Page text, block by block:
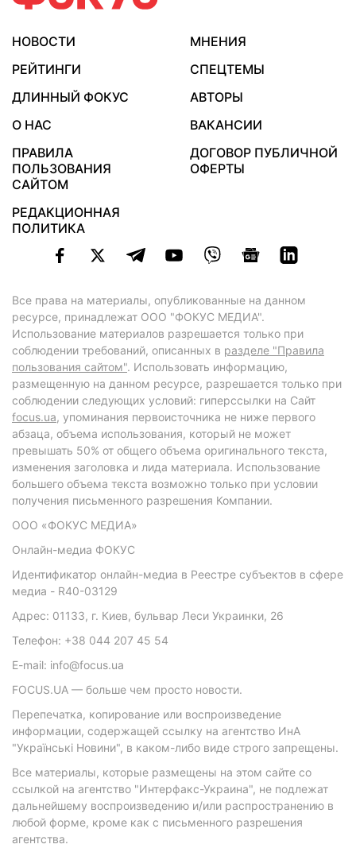
НОВОСТИ
МНЕНИЯ
РЕЙТИНГИ
СПЕЦТЕМЫ
ДЛИННЫЙ ФОКУС
АВТОРЫ
О НАС
ВАКАНСИИ
ПРАВИЛА
ПОЛЬЗОВАНИЯ
САЙТОМ
ДОГОВОР ПУБЛИЧНОЙ
ОФЕРТЫ
РЕДАКЦИОННАЯ
ПОЛИТИКА
Все права на материалы, опубликованные на данном
ресурсе, принадлежат ООО "ФОКУС МЕДИА".
Использование материалов разрешается только при
соблюдении требований, описанных в разделе "Правила
пользования сайтом". Использовать информацию,
размещенную на данном ресурсе, разрешается только при
соблюдении следующих условий: гиперссылки на Сайт
focus.ua, упоминания первоисточника не ниже первого
абзаца, объема использования, который не может
превышать 50% от общего объема оригинального текста,
изменения заголовка и лида материала. Использование
большего объема текста возможно только при условии
получения письменного разрешения Компании.
ООО «ФОКУС МЕДИА»
Онлайн-медиа ФОКУС
Идентификатор онлайн-медиа в Реестре субъектов в сфере
медиа - R40-03129
Адрес: 01133, г. Киев, бульвар Леси Украинки, 26
Телефон: +38 044 207 45 54
E-mail: info@focus.ua
FOCUS.UA — больше чем просто новости.
Перепечатка, копирование или воспроизведение
информации, содержащей ссылку на агентство ИнА
"Українські Новини", в каком-либо виде строго запрещены.
Все материалы, которые размещены на этом сайте со
ссылкой на агентство "Интерфакс-Украина", не подлежат
дальнейшему воспроизведению и/или распространению в
любой форме, кроме как с письменного разрешения
агентства.